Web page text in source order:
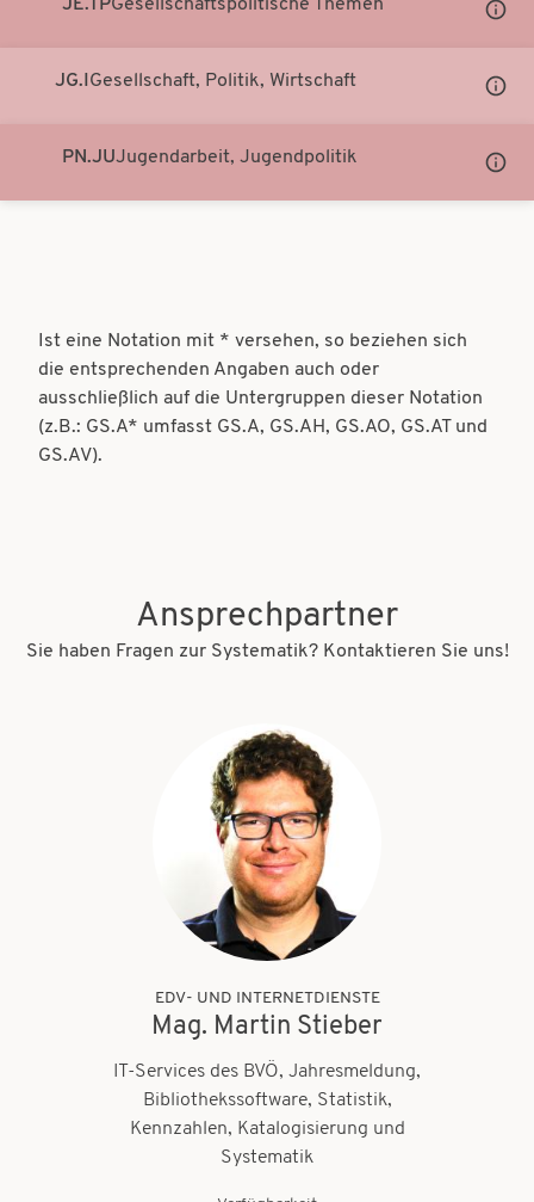
JE.TPGesellschaftspolitische Themen
JG.I Gesellschaft, Politik, Wirtschaft
PN.JUJugendarbeit, Jugendpolitik
Ist eine Notation mit * versehen, so beziehen sich
die entsprechenden Angaben auch oder
ausschließlich auf die Untergruppen dieser Notation
(z.B.: GS.A* umfasst GS.A, GS.AH, GS.AO, GS.AT und
GS.AV).
Ansprechpartner
Sie haben Fragen zur Systematik? Kontaktieren Sie uns!
EDV- UND INTERNETDIENSTE
Mag. Martin Stieber
IT-Services des BVÖ, Jahresmeldung,
Bibliothekssoftware, Statistik,
Kennzahlen, Katalogisierung und
Systematik